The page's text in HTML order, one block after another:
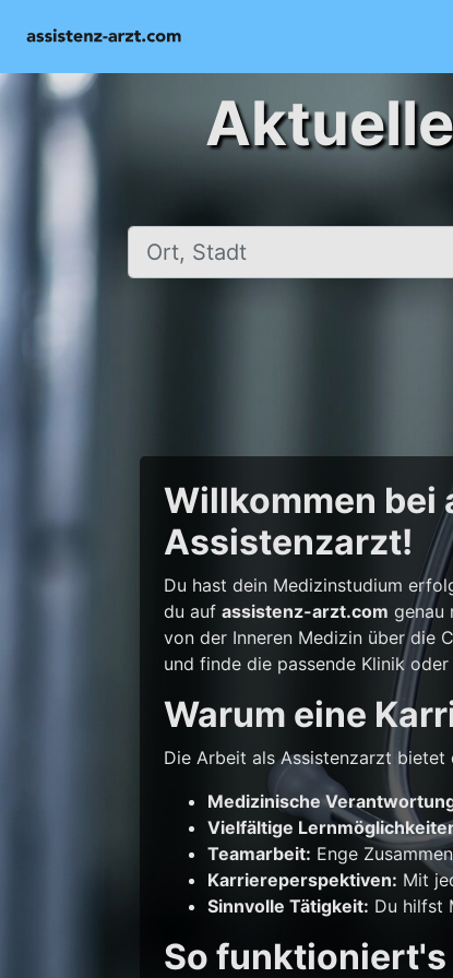
Ort, Stadt
Willkommen bei
Assistenzarzt!
Du hast dein Medizinstudium
du aufassistenz-arzt.com genau
von der Inneren Medizin über die
und finde die passende Klinik
Warum eine
Die Arbeit als Assistenzarzt
Medizinische
Vielfältige
Teamarbeit: Enge
Karriereperspektiven: Mit
Sinnvolle Tätigkeit: Du hilfst
So funktioniert's